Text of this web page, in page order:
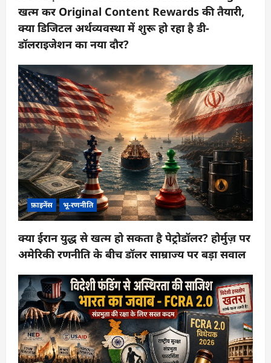
खत्म कर Original Content Rewards की तैयारी,
क्या डिजिटल अर्थव्यवस्था में शुरू हो रहा है डी-
डॉलराइजेशन का नया दौर?
फ़ाइनेंस भू-रणनीति
क्या ईरान युद्ध से खत्म हो सकता है पेट्रोडॉलर? होर्मुज़ पर
अमेरिकी रणनीति के बीच डॉलर साम्राज्य पर बड़ा सवाल